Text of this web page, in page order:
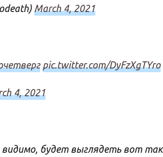
March 4, 2021
pic.twitter.com/DyFzXgTYro
4, 2021
будет выглядеть вот так